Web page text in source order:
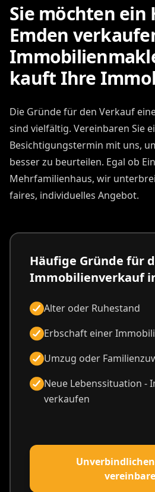
Sie möchten ein
Emden
kauft Ihre
Die Gründe für den Verkauf
sind vielfältig. Vereinbaren Sie
Besichtigungstermin mit uns,
besser zu beurteilen. Egal ob
Mehrfamilienhaus, wir
faires, individuelles Angebot.
Häufige Gründe für
Immobilienverkauf
Alter oder Ruhestand
Erbschaft einer
Umzug oder
Neue Lebenssituation -
verkaufen